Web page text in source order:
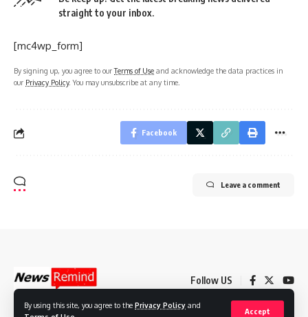
By using this site, you agree to the Privacy Policy and
Accept
straight to your inbox.
[mc4wp_form]
By signing up, you agree to ourTerms of Use and acknowledge the data practices in
our Privacy Policy. You may unsubscribe at any time.
Facebook
Leave a comment
Follow US